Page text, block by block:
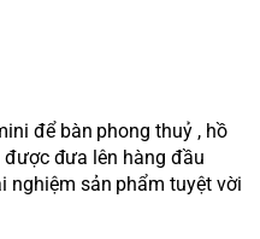
để bàn phong thuỷ , hồ
đưa lên hàng đầu
nghiệm sản phẩm tuyệt vời